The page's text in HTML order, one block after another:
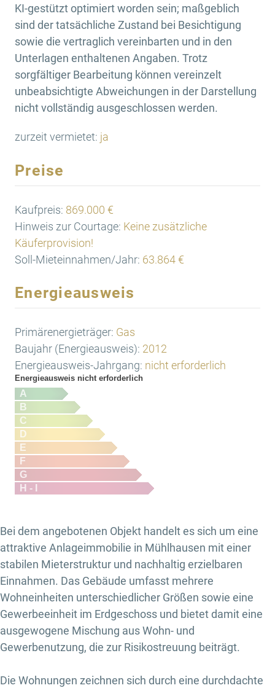
KI-gestützt optimiert worden sein; maßgeblich
sind der tatsächliche Zustand bei Besichtigung
sowie die vertraglich vereinbarten und in den
Unterlagen enthaltenen Angaben. Trotz
sorgfältiger Bearbeitung können vereinzelt
unbeabsichtigte Abweichungen in der Darstellung
nicht vollständig ausgeschlossen werden.
zurzeit vermietet: ja
Preise
Kaufpreis: 869.000 €
Hinweis zur Courtage: Keine zusätzliche
Käuferprovision!
Soll-Mieteinnahmen/Jahr: 63.864 €
Energieausweis
Primärenergieträger: Gas
Baujahr (Energieausweis): 2012
Energieausweis-Jahrgang: nicht erforderlich
Energieausweis nicht erforderlich
A
B
C
D
E
F
G
H - I
Bei dem angebotenen Objekt handelt es sich um eine
attraktive Anlageimmobilie in Mühlhausen mit einer
stabilen Mieterstruktur und nachhaltig erzielbaren
Einnahmen. Das Gebäude umfasst mehrere
Wohneinheiten unterschiedlicher Größen sowie eine
Gewerbeeinheit im Erdgeschoss und bietet damit eine
ausgewogene Mischung aus Wohn- und
Gewerbenutzung, die zur Risikostreuung beiträgt.
Die Wohnungen zeichnen sich durch eine durchdachte